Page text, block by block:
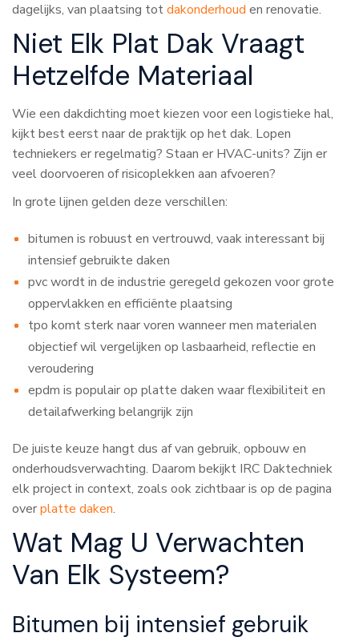
dagelijks, van plaatsing totdakonderhoud en renovatie.
Niet Elk Plat Dak Vraagt
Hetzelfde Materiaal
Wie een dakdichting moet kiezen voor een logistieke hal,
kijkt best eerst naar de praktijk op het dak. Lopen
techniekers er regelmatig? Staan er HVAC-units? Zijn er
veel doorvoeren of risicoplekken aan afvoeren?
In grote lijnen gelden deze verschillen:
bitumen is robuust en vertrouwd, vaak interessant bij
intensief gebruikte daken
pvc wordt in de industrie geregeld gekozen voor grote
oppervlakken en efficiënte plaatsing
tpo komt sterk naar voren wanneer men materialen
objectief wil vergelijken op lasbaarheid, reflectie en
veroudering
epdm is populair op platte daken waar flexibiliteit en
detailafwerking belangrijk zijn
De juiste keuze hangt dus af van gebruik, opbouw en
onderhoudsverwachting. Daarom bekijkt IRC Daktechniek
elk project in context, zoals ook zichtbaar is op de pagina
overplatte daken.
Wat Mag U Verwachten
Van Elk Systeem?
Bitumen bij intensief gebruik